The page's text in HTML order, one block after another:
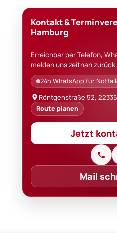
Kontakt &
Hamburg
Erreichbar per Telefon,
melden uns zeitnah zurück.
24h WhatsApp für
Röntgenstraße 52,
Route planen
Jetzt
Mail